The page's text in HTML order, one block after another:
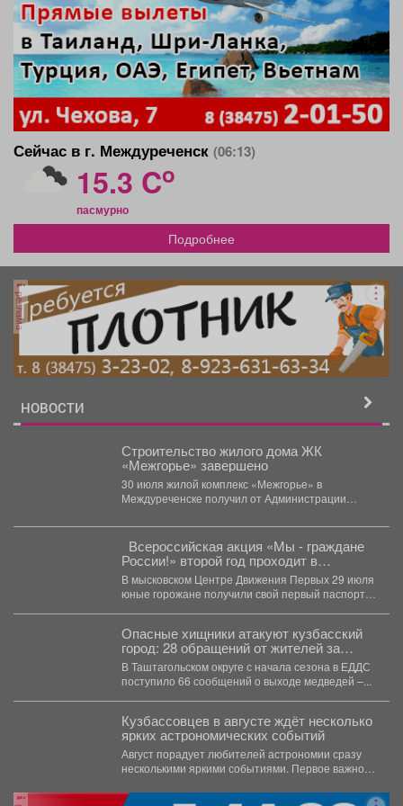
Сейчас в г. Междуреченск (06:13)
15.3 Co
пасмурно
Подробнее
реклама
НОВОСТИ
Строительство жилого дома ЖК
«Межгорье» завершено
30 июля жилой комплекс «Межгорье» в
Междуреченске получил от Администрации
разрешение на...
Всероссийская акция «Мы - граждане
России!» второй год проходит в
Библиотеке
В мысковском Центре Движения Первых 29 июля
юные горожане получили свой первый паспорт.
Опасные хищники атакуют кузбасский
город: 28 обращений от жителей за
месяц
В Таштагольском округе с начала сезона в ЕДДС
поступило 66 сообщений о выходе медведей –...
Кузбассовцев в августе ждёт несколько
ярких астрономических событий
Август порадует любителей астрономии сразу
несколькими яркими событиями. Первое важное